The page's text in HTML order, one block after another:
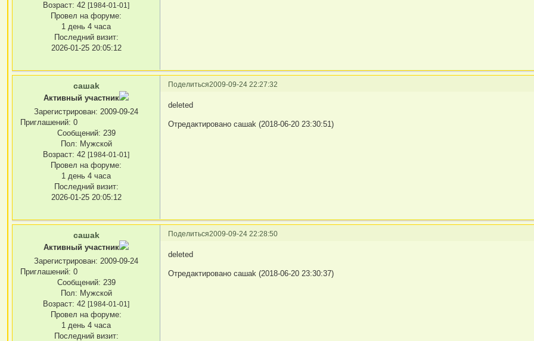
Возраст: 42[1984-01-01]
Провел на форуме:
1 день 4 часа
Последний визит:
2026-01-25 20:05:12
Поделиться2009-09-24 22:27:32
сашаk
Активный участник
Зарегистрирован: 2009-09-24
Приглашений: 0
Сообщений: 239
Пол: Мужской
Возраст: 42[1984-01-01]
Провел на форуме:
1 день 4 часа
Последний визит:
2026-01-25 20:05:12
deleted
Отредактировано сашаk (2018-06-20 23:30:51)
Поделиться2009-09-24 22:28:50
сашаk
Активный участник
Зарегистрирован: 2009-09-24
Приглашений: 0
Сообщений: 239
Пол: Мужской
Возраст: 42[1984-01-01]
Провел на форуме:
1 день 4 часа
Последний визит:
deleted
Отредактировано сашаk (2018-06-20 23:30:37)